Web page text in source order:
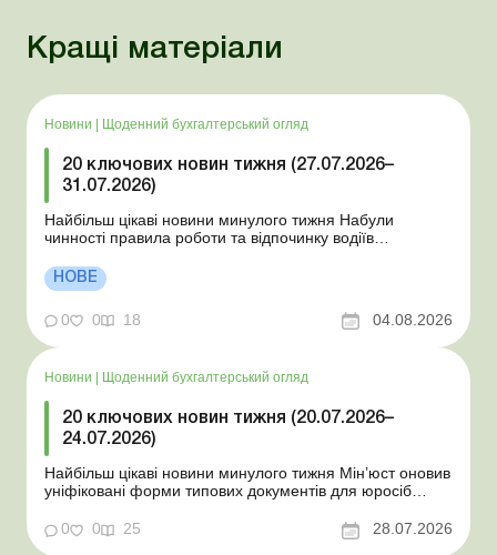
Кращі матеріали
Новини Щоденний бухгалтерський огляд
20 ключових новин тижня (27.07.2026–
31.07.2026)
Найбільш цікаві новини минулого тижня Набули
чинності правила роботи та відпочинку водіїв
стан Для сільгосппідприємств і ФОП запроваджено нові
одноразові статистичні форми З 2 серпня змінюється
порядок зарахування окремих періодів роботи до стр...
НОВЕ
0 0 18 04.08.2026
Новини Щоденний бухгалтерський огляд
20 ключових новин тижня (20.07.2026–
24.07.2026)
Найбільш цікаві новини минулого тижня Мін’юст оновив
уніфіковані форми типових документів для юросіб
координаційного центру з організації бронювання У
працівника виявлено статус «у розшуку»: що потрібно
0 0 25 28.07.2026